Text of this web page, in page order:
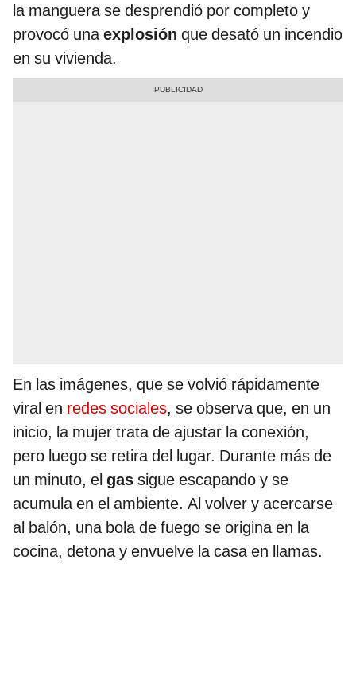
la manguera se desprendió por completo y
provocó unaexplosión que desató un incendio
en su vivienda.
En las imágenes, que se volvió rápidamente
viral en redes sociales, se observa que, en un
inicio, la mujer trata de ajustar la conexión,
pero luego se retira del lugar. Durante más de
un minuto, el gas sigue escapando y se
acumula en el ambiente. Al volver y acercarse
al balón, una bola de fuego se origina en la
cocina, detona y envuelve la casa en llamas.